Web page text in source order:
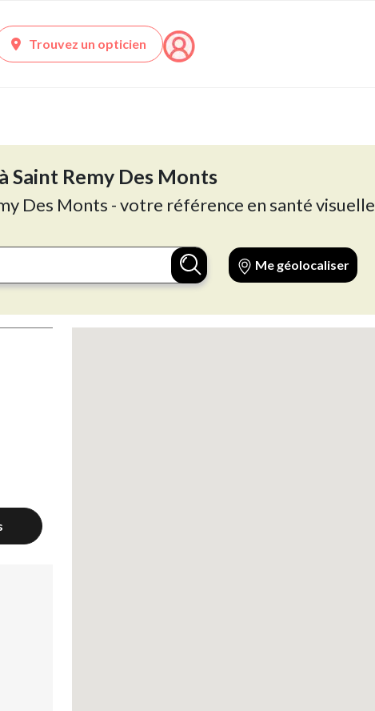
Trouvez un opticien
Saint Remy Des Monts
Des Monts - votre référence en santé visuelle
Me géolocaliser